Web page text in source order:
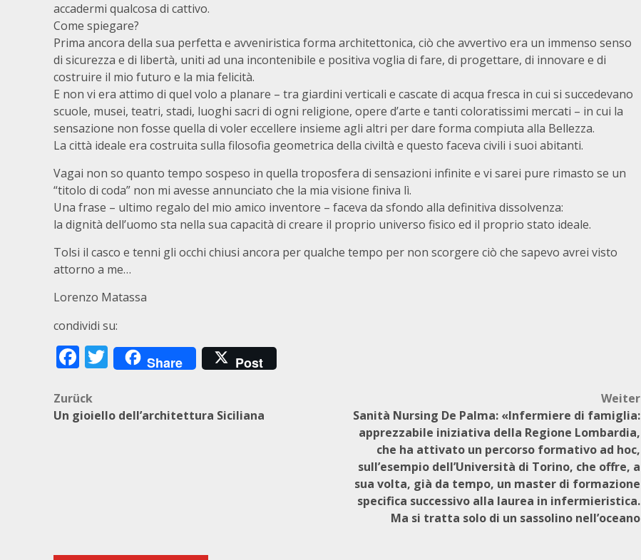
accadermi qualcosa di cattivo.
Come spiegare?
Prima ancora della sua perfetta e avveniristica forma architettonica, ciò che avvertivo era un immenso senso
di sicurezza e di libertà, uniti ad una incontenibile e positiva voglia di fare, di progettare, di innovare e di
costruire il mio futuro e la mia felicità.
E non vi era attimo di quel volo a planare – tra giardini verticali e cascate di acqua fresca in cui si succedevano
scuole, musei, teatri, stadi, luoghi sacri di ogni religione, opere d’arte e tanti coloratissimi mercati – in cui la
sensazione non fosse quella di voler eccellere insieme agli altri per dare forma compiuta alla Bellezza.
La città ideale era costruita sulla filosofia geometrica della civiltà e questo faceva civili i suoi abitanti.
Vagai non so quanto tempo sospeso in quella troposfera di sensazioni infinite e vi sarei pure rimasto se un
“titolo di coda” non mi avesse annunciato che la mia visione finiva lì.
Una frase – ultimo regalo del mio amico inventore – faceva da sfondo alla definitiva dissolvenza:
la dignità dell’uomo sta nella sua capacità di creare il proprio universo fisico ed il proprio stato ideale.
Tolsi il casco e tenni gli occhi chiusi ancora per qualche tempo per non scorgere ciò che sapevo avrei visto
attorno a me…
Lorenzo Matassa
condividi su:
Facebook
Twitter
Share Post
Beitragsnavigation
Zurück
Un gioiello dell’architettura Siciliana
Weiter
Sanità Nursing De Palma: «Infermiere di famiglia:
apprezzabile iniziativa della Regione Lombardia,
che ha attivato un percorso formativo ad hoc,
sull’esempio dell’Università di Torino, che offre, a
sua volta, già da tempo, un master di formazione
specifica successivo alla laurea in infermieristica.
Ma si tratta solo di un sassolino nell’oceano